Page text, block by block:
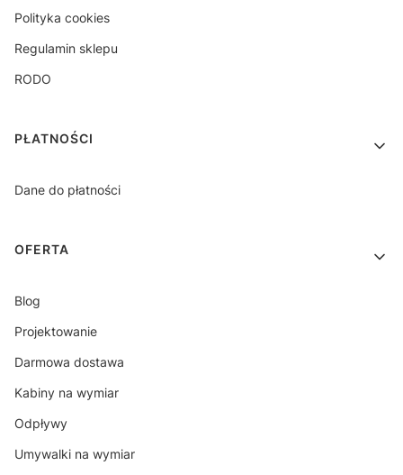
Polityka cookies
Regulamin sklepu
RODO
PŁATNOŚCI
Dane do płatności
OFERTA
Blog
Projektowanie
Darmowa dostawa
Kabiny na wymiar
Odpływy
Umywalki na wymiar